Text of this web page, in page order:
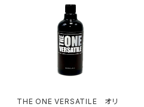
THE ONE VERSATILE オリ